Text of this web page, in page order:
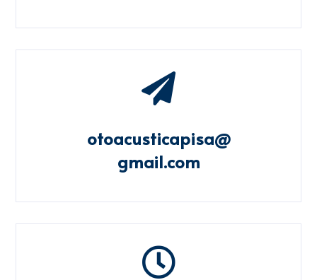

otoacusticapisa@
gmail.com
